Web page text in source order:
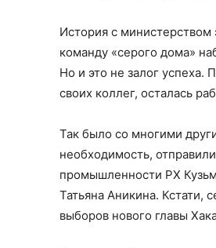
История с министерством
команду «серого дома»
Но и это не залог успеха.
своих коллег, осталась
Так было со многими
необходимость,
промышленности РХ
Татьяна Аникина. Кстати,
выборов нового главы